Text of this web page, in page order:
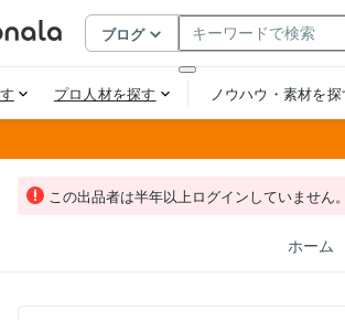
この出品者は半年以上ログインしていません
ホーム